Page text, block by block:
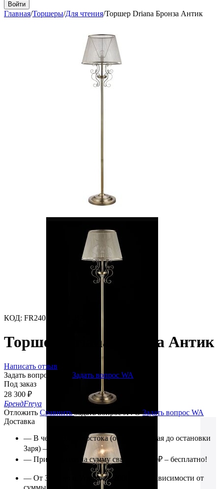
Войти
Главная/Торшеры/Для чтения/Торшер Driana Бронза Антик
КОД: FR2405-FL-01-BZ
Торшер Driana Бронза Антик
Написать отзыв
Задать вопрос JIVO
Задать вопрос WA
Под заказ
28 300 ₽
БрендFreya
Отложить СравнитьЗадать вопрос JIVO Задать вопрос WA
Доставка
— В черте Владивостока (от ул. Катерная до остановки
Заря) – 1000₽
— При покупке на сумму свыше 20 000₽ – бесплатно!
— От Зари до п.Угловое – 2000₽ (в независимости от
суммы заказа)